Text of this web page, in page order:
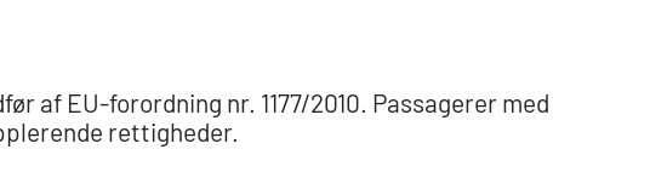
af EU-forordning nr. 1177/2010. Passagerer med
rettigheder.